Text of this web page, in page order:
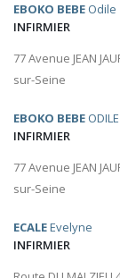
EBOKO BEBE Odile
INFIRMIER
77 Avenue JEAN
sur-Seine
EBOKO BEBE ODILE
INFIRMIER
77 Avenue JEAN
sur-Seine
ECALEEvelyne
INFIRMIER